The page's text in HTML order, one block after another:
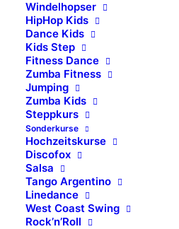
Windelhopser
HipHop Kids
Dance Kids
Kids Step
Fitness Dance
Zumba Fitness
Jumping
Zumba Kids
Steppkurs
Sonderkurse
Hochzeitskurse
Discofox
Salsa
Tango Argentino
Linedance
West Coast Swing
Rock’n’Roll
Die Tanzschule
Ludwigsburg
Tauchen Sie ein in eine neue
Tanzens! In unserer
nur 1500 Quadratmeter Platz,
Säle, die darauf warten, von
werden. Mehr …